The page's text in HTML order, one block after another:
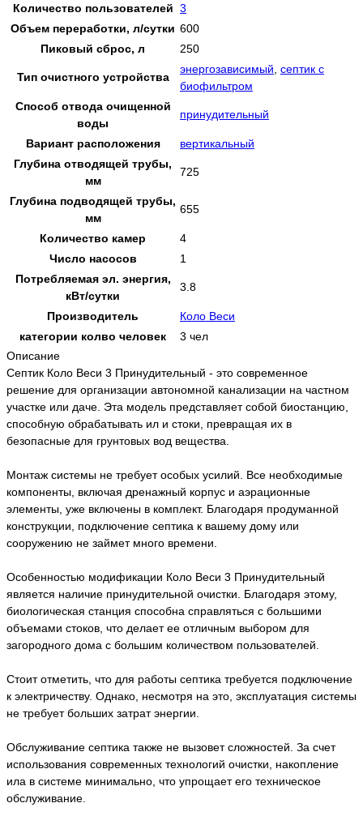
Количество пользователей 3
Объем переработки, л/сутки 600
Пиковый сброс, л
250
Тип очистного устройства
энергозависимый септик с
биофильтром
Способ отвода очищенной
воды
принудительный
Вариант расположения
вертикальный
Глубина отводящей трубы,
мм
725
Глубина подводящей трубы,
мм
655
Количество камер
4
Число насосов
1
Потребляемая эл. энергия,
кВт/сутки
3.8
Производитель
Коло Веси
категории колво человек
3 чел
Описание
Септик Коло Веси 3 Принудительный - это современное
решение для организации автономной канализации на частном
участке или даче. Эта модель представляет собой биостанцию,
способную обрабатывать ил и стоки, превращая их в
безопасные для грунтовых вод вещества.
Монтаж системы не требует особых усилий. Все необходимые
компоненты, включая дренажный корпус и аэрационные
элементы, уже включены в комплект. Благодаря продуманной
конструкции, подключение септика к вашему дому или
сооружению не займет много времени.
Особенностью модификации Коло Веси 3 Принудительный
является наличие принудительной очистки. Благодаря этому,
биологическая станция способна справляться с большими
объемами стоков, что делает ее отличным выбором для
загородного дома с большим количеством пользователей.
Стоит отметить, что для работы септика требуется подключение
к электричеству. Однако, несмотря на это, эксплуатация системы
не требует больших затрат энергии.
Обслуживание септика также не вызовет сложностей. За счет
использования современных технологий очистки, накопление
ила в системе минимально, что упрощает его техническое
обслуживание.